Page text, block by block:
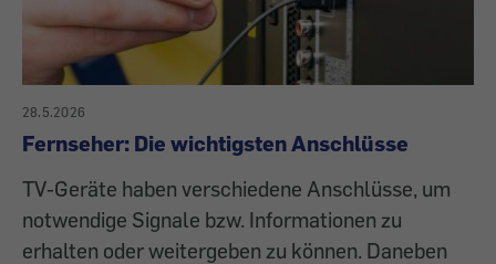
28.5.2026
Fernseher: Die wichtigsten Anschlüsse
TV-Geräte haben verschiedene Anschlüsse, um
notwendige Signale bzw. Informationen zu
erhalten oder weitergeben zu können. Daneben